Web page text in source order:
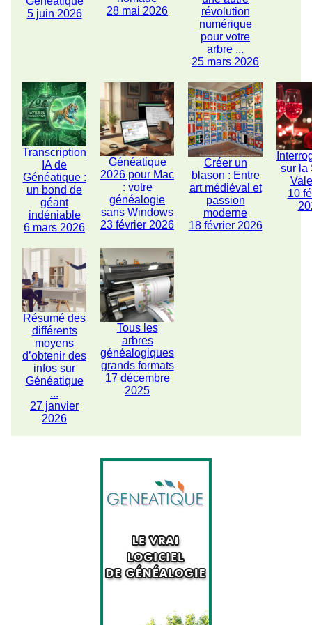
5 juin 2026
28 mai 2026
révolution
numérique
pour votre
arbre ...
25 mars 2026
Transcription
IA de
Généatique :
un bond de
géant
indéniable
6 mars 2026
Généatique
2026 pour Mac
: votre
généalogie
sans Windows
23 février 2026
Créer un
blason : Entre
art médiéval et
passion
moderne
18 février 2026
sur la
10
Résumé des
différents
moyens
d’obtenir des
infos sur
Généatique
...
27 janvier
2026
Tous les
arbres
généalogiques
grands formats
17 décembre
2025